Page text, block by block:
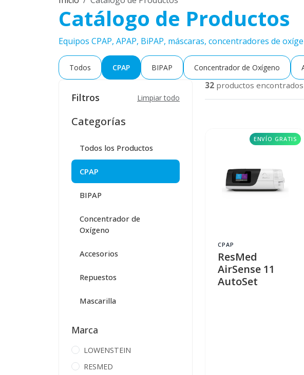
Catálogo de Productos
Equipos CPAP, APAP, BiPAP, máscaras, concentradores de
Todos CPAP BIPAP Concentrador de Oxígeno
Filtros Limpiar todo
Categorías
Todos los Productos
CPAP
BIPAP
Concentrador de
Oxígeno
Accesorios
Repuestos
Mascarilla
Marca
LOWENSTEIN
RESMED
32 productos encontrados
ENVÍO GRATIS
CPAP
ResMed
AirSense 11
AutoSet